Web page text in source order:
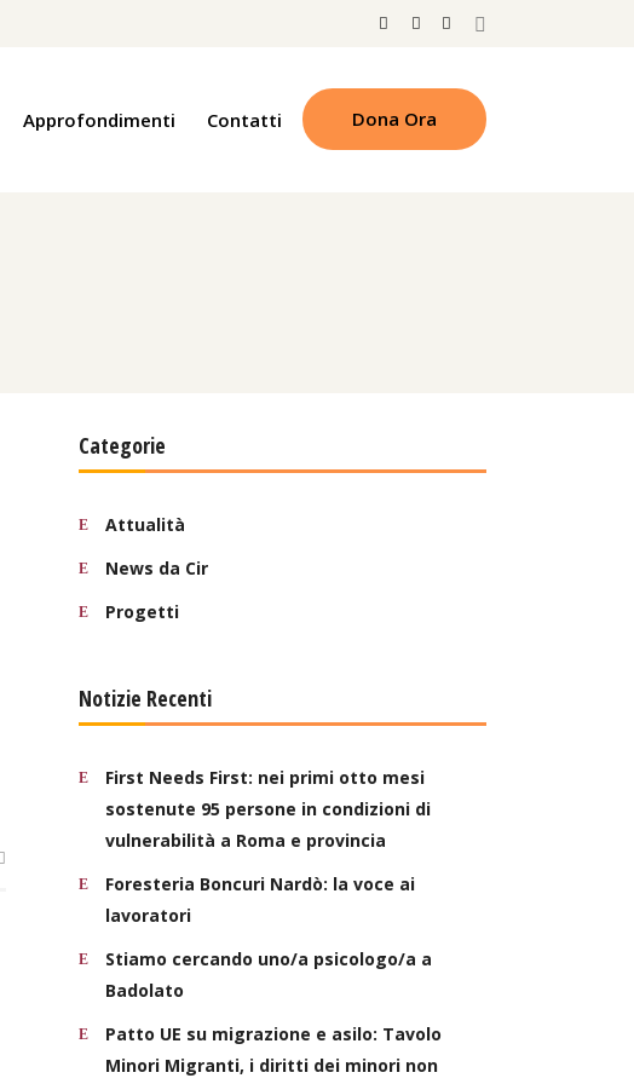
Approfondimenti Contatti Dona Ora
Categorie
Attualità
News da Cir
Progetti
Notizie Recenti
First Needs First: nei primi otto mesi
sostenute 95 persone in condizioni di
vulnerabilità a Roma e provincia
Foresteria Boncuri Nardò: la voce ai
lavoratori
Stiamo cercando uno/a psicologo/a a
Badolato
Patto UE su migrazione e asilo: Tavolo
Minori Migranti, i diritti dei minori non